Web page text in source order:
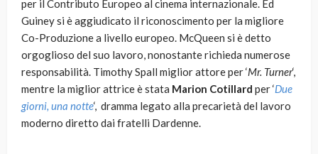
per il Contributo Europeo al cinema internazionale. Ed
Guiney si è aggiudicato il riconoscimento per la migliore
Co-Produzione a livello europeo. McQueen si è detto
orgoglioso del suo lavoro, nonostante richieda numerose
responsabilità. Timothy Spall miglior attore per ‘Mr. Turner‘,
mentre la miglior attrice è stata Marion Cotillard per ‘Due
giorni, una notte‘, dramma legato alla precarietà del lavoro
moderno diretto dai fratelli Dardenne.